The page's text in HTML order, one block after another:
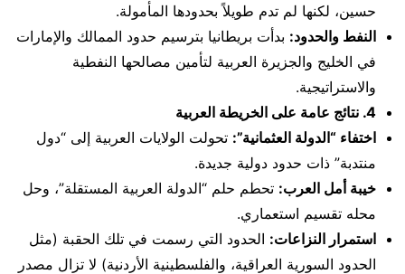
حسين، لكنها لم تدم طويلاً بحدودها المأمولة.
النفط والحدود: بدأت بريطانيا بترسيم حدود الممالك والإمارات
في الخليج والجزيرة العربية لتأمين مصالحها النفطية
والاستراتيجية.
4. نتائج عامة على الخريطة العربية
اختفاء “الدولة العثمانية”: تحولت الولايات العربية إلى “دول
منتدبة” ذات حدود دولية جديدة.
خيبة أمل العرب: تحطم حلم “الدولة العربية المستقلة”، وحل
محله تقسيم استعماري.
استمرار النزاعات: الحدود التي رسمت في تلك الحقبة (مثل
الحدود السورية العراقية، والفلسطينية الأردنية) لا تزال مصدر